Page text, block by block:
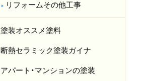
リフォームその他工事
塗装オススメ塗料
断熱セラミック塗装ガイナ
アパート・マンションの塗装